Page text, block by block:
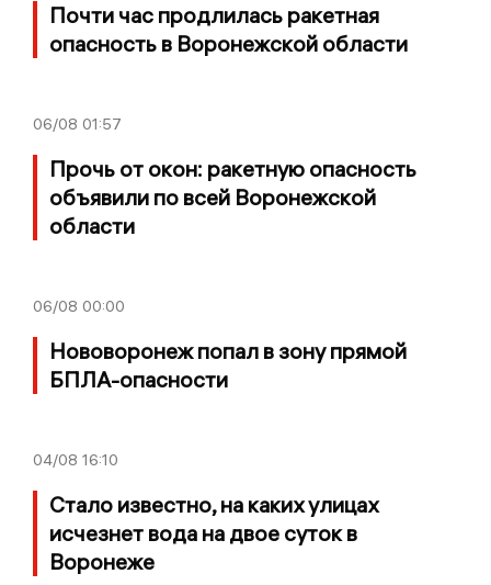
Почти час продлилась ракетная
опасность в Воронежской области
06/08 01:57
Прочь от окон: ракетную опасность
объявили по всей Воронежской
области
06/08 00:00
Нововоронеж попал в зону прямой
БПЛА-опасности
04/08 16:10
Стало известно, на каких улицах
исчезнет вода на двое суток в
Воронеже